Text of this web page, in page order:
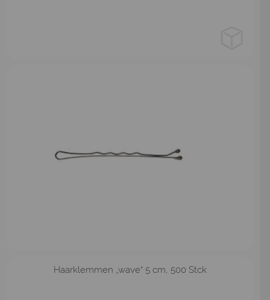
braun
Haarklemmen „wave“ 5 cm, 500 Stck